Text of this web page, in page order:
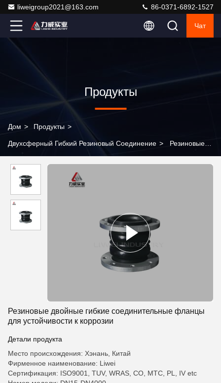
liweigroup2021@163.com 86-0371-6892-1527
Чат
Продукты
Дом > Продукты >
Двухсферный Гибкий Резиновый Соединение > Резиновые
коррозии
Резиновые двойные гибкие соединительные фланцы
для устойчивости к коррозии
Детали продукта
Место происхождения: Хэнань, Китай
Фирменное наименование: Liwei
Сертификация: ISO9001, TUV, WRAS, CO, MTC, PL, IV etc